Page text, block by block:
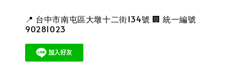
📍 台中市南屯區大墩十二街134號 🏢 統一編號
90281023